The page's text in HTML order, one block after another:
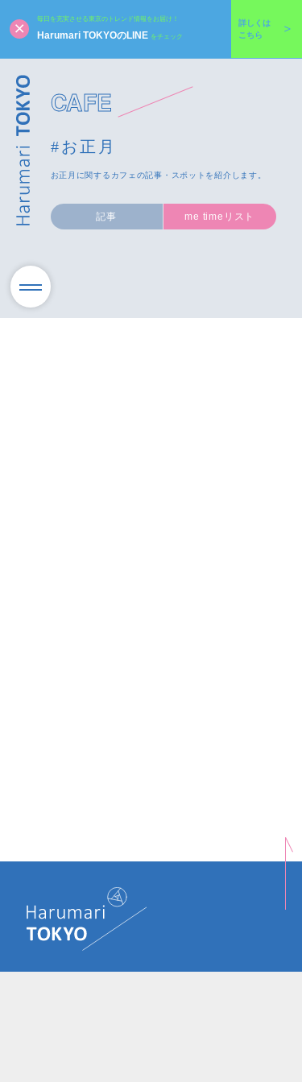
毎日を充実させる東京のトレンド情報をお届け！
Harumari TOKYOのLINE をチェック
詳しくは
こちら
CAFE
#お正月
お正月に関するカフェの記事・スポットを紹介します。
記事 me timeリスト